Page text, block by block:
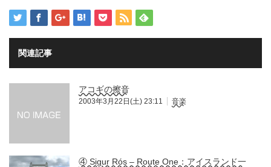
関連記事
アコギの擦音
2003年3月22日(土) 23:11 音楽
④ Sigur Rós – Route One：アイスランド一